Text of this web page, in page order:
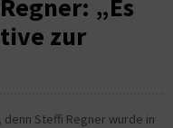
„Es
zur
denn Steffi Regner wurde in